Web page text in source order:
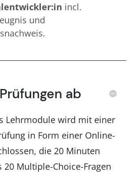
incl.
und
ab
Lehrmodule wird mit einer
in Form einer Online-
die 20 Minuten
20 Multiple-Choice-Fragen